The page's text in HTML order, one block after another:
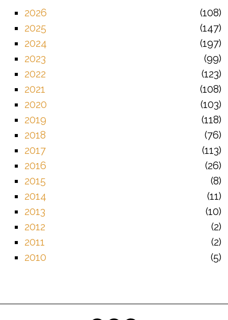
2026
108
2025
147
2024
197
2023
99
2022
123
2021
108
2020
103
2019
118
2018
76
2017
113
2016
26
2015
8
2014
11
2013
10
2012
2
2011
2
2010
5